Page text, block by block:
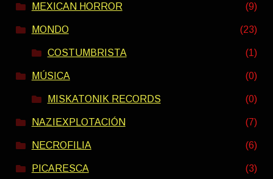
MEXICAN HORROR (9)
MONDO (23)
COSTUMBRISTA (1)
MÚSICA (0)
MISKATONIK RECORDS (0)
NAZIEXPLOTACIÓN (7)
NECROFILIA (6)
PICARESCA (3)